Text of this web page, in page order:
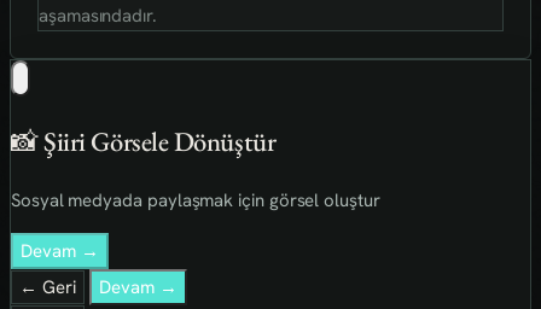
aşamasındadır.
📸 Şiiri Görsele Dönüştür
Sosyal medyada paylaşmak için görsel oluştur
Devam →
← Geri
Devam →